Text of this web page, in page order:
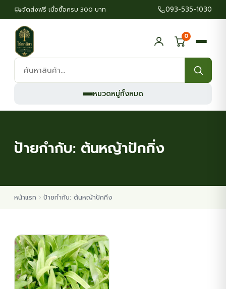
จัดส่งฟรี เมื่อซื้อครบ 300 บาท 093-535-1030
ค้นหา
สินค้า:
0
หมวดหมู่ทั้งหมด
ต้นพันธุ์สมุนไพร
ต้นพันธุ์ไม้ป่า
ป้ายกำกับ: ต้นหญ้าปักกิ่ง
หน้าแรก ป้ายกำกับ: ต้นหญ้าปักกิ่ง